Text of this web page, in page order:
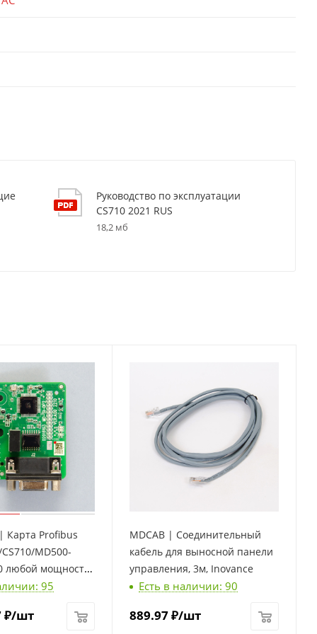
Руководство по эксплуатации
CS710 2021 RUS
18,2 мб
Карта Profibus
MD500-
любой мощности
95
₽/шт
MDCAB | Соединительный
кабель для выносной панели
управления, 3м, Inovance
Есть в наличии: 90
889.97₽/шт